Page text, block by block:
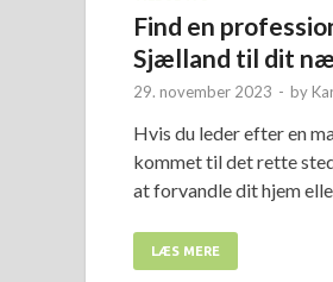
Find en
Sjælland til dit
29. november 2023 - by
Hvis du leder efter en
kommet til det rette
at forvandle dit hjem
LÆS MERE